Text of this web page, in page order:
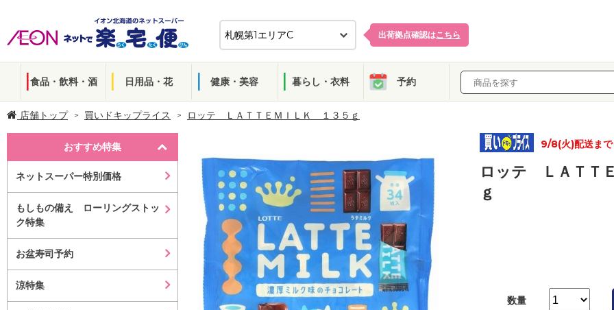
出荷拠点確認はこちら
食品・飲料・酒 日用品・花 健康・美容 暮らし・衣料 予約
店舗トップ 買いドキップライス ロッテ ＬＡＴＴＥＭＩＬＫ １３５ｇ
おすすめ特集
ネットスーパー特別価格
もしもの備え ローリングストッ
ク特集
お盆寿司予約
涼特集
9/8(火)配送まで
ロッテ ＬＡＴＴ
ｇ
数量